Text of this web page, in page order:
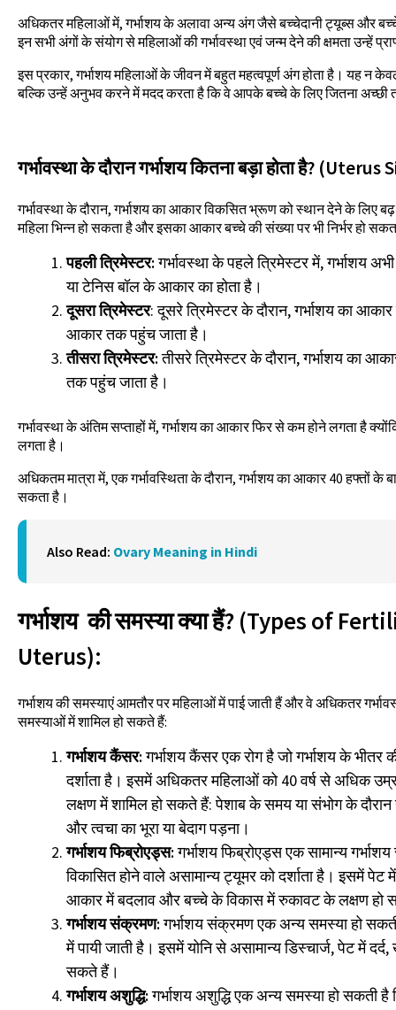
अधिकतर महिलाओं में, गर्भाशय के अलावा अन्य अंग जैसे बच्चेदानी ट्यूब्स और
इन सभी अंगों के संयोग से महिलाओं की गर्भावस्था एवं जन्म देने की क्षमता उन्हें
इस प्रकार, गर्भाशय महिलाओं के जीवन में बहुत महत्वपूर्ण अंग होता है। यह न
बल्कि उन्हें अनुभव करने में मदद करता है कि वे आपके बच्चे के लिए जितना अच्छी
गर्भावस्था के दौरान गर्भाशय कितना बड़ा होता है?
गर्भावस्था के दौरान, गर्भाशय का आकार विकसित भ्रूण को स्थान देने के लिए
महिला भिन्न हो सकता है और इसका आकार बच्चे की संख्या पर भी निर्भर हो
पहली त्रिमेस्टर:गर्भावस्था के पहले त्रिमेस्टर में, गर्भाशय
या टेनिस बॉल के आकार का होता है।
दूसरा त्रिमेस्टर: दूसरे त्रिमेस्टर के दौरान, गर्भाशय का
आकार तक पहुंच जाता है।
तीसरा त्रिमेस्टर:तीसरे त्रिमेस्टर के दौरान, गर्भाशय का
तक पहुंच जाता है।
गर्भावस्था के अंतिम सप्ताहों में, गर्भाशय का आकार फिर से कम होने लगता है
लगता है।
अधिकतम मात्रा में, एक गर्भावस्थिता के दौरान, गर्भाशय का आकार 40 हफ्तों के
सकता है।
Also Read: Ovary Meaning in Hindi
गर्भाशय की समस्या क्या हैं? (Types of
Uterus):
गर्भाशय की समस्याएं आमतौर पर महिलाओं में पाई जाती हैं और वे अधिकतर
समस्याओं में शामिल हो सकते हैं:
गर्भाशय कैंसर:गर्भाशय कैंसर एक रोग है जो गर्भाशय के भीतर
दर्शाता है। इसमें अधिकतर महिलाओं को 40 वर्ष से अधिक
लक्षण में शामिल हो सकते हैं: पेशाब के समय या संभोग के
और त्वचा का भूरा या बेदाग पड़ना।
गर्भाशय फिब्रोएड्स:गर्भाशय फिब्रोएड्स एक सामान्य गर्भाशय
विकासित होने वाले असामान्य ट्यूमर को दर्शाता है। इसमें पेट
आकार में बदलाव और बच्चे के विकास में रुकावट के लक्षण हो
गर्भाशय संक्रमण:गर्भाशय संक्रमण एक अन्य समस्या हो
में पायी जाती है। इसमें योनि से असामान्य डिस्चार्ज, पेट में
सकते हैं।
गर्भाशय अशुद्धि:गर्भाशय अशुद्धि एक अन्य समस्या हो सकती